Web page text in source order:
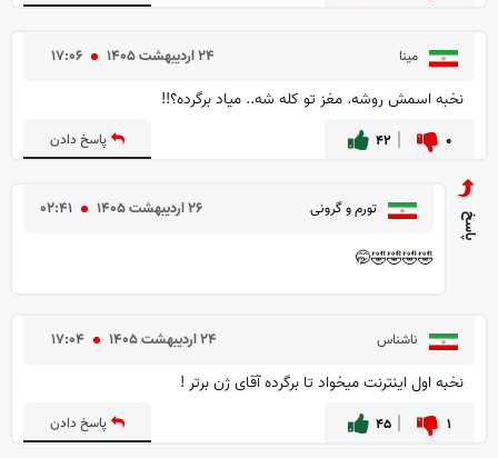
مینا ۱۷:۰۶ ۲۴ ارديبهشت ۱۴۰۵
نخبه اسمش روشه. مغز تو کله شه.. میاد برگرده؟!!
۰ ۴۲ پاسخ دادن
تورم و گرونی ۰۲:۴۱ ۲۶ ارديبهشت ۱۴۰۵
🤣🤣🤣🤣🤭
ناشناس ۱۷:۰۴ ۲۴ ارديبهشت ۱۴۰۵
نخبه اول اینترنت میخواد تا برگرده آقای ژن برتر !
۱ ۴۵ پاسخ دادن